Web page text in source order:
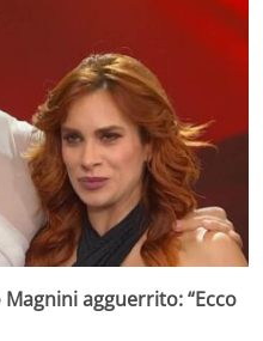
agguerrito: “Ecco